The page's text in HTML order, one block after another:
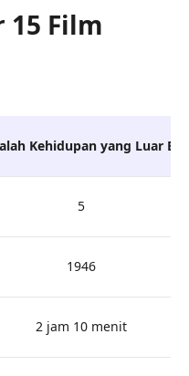
15 Film
Kehidupan yang Luar
5
1946
2 jam 10 menit